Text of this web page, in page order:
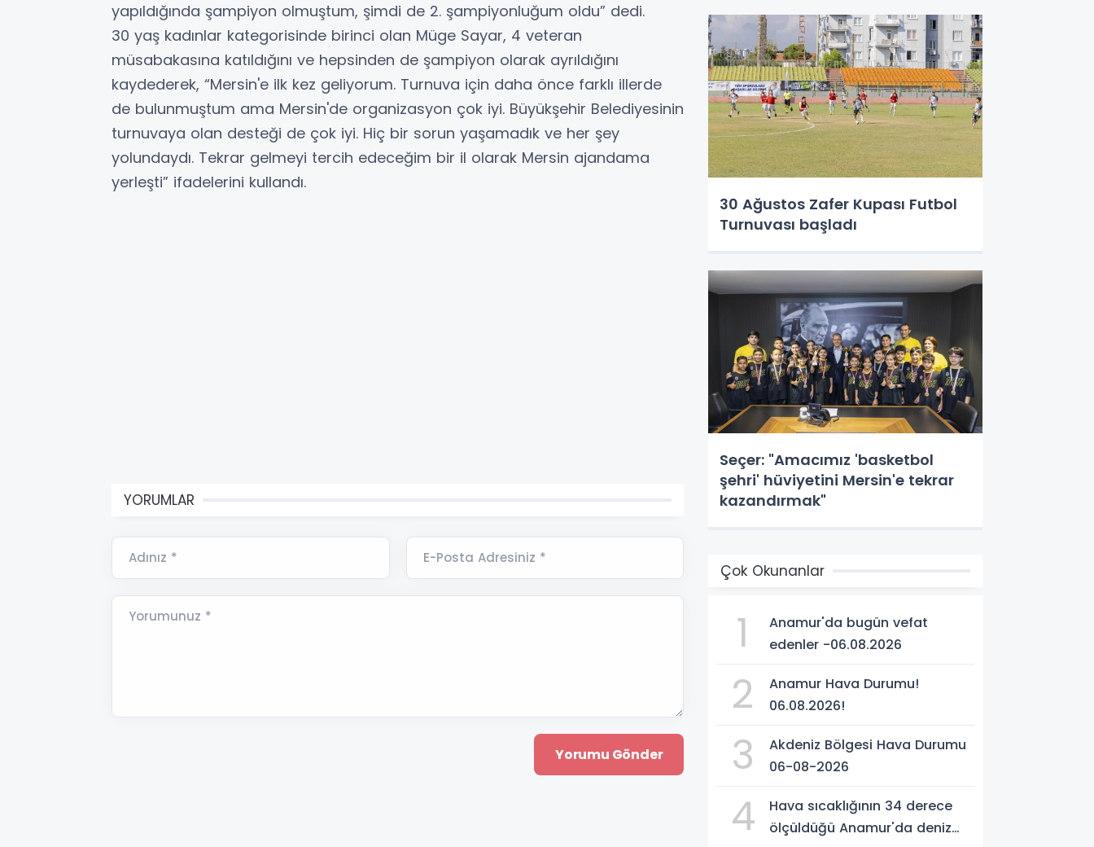
yapıldığında şampiyon olmuştum, şimdi de 2. şampiyonluğum oldu” dedi.
30 yaş kadınlar kategorisinde birinci olan Müge Sayar, 4 veteran
müsabakasına katıldığını ve hepsinden de şampiyon olarak ayrıldığını
kaydederek, “Mersin'e ilk kez geliyorum. Turnuva için daha önce farklı illerde
de bulunmuştum ama Mersin'de organizasyon çok iyi. Büyükşehir Belediyesinin
turnuvaya olan desteği de çok iyi. Hiç bir sorun yaşamadık ve her şey
yolundaydı. Tekrar gelmeyi tercih edeceğim bir il olarak Mersin ajandama
yerleşti” ifadelerini kullandı.
YORUMLAR
Adınız * E-Posta Adresiniz *
Yorumunuz *
30 Ağustos Zafer Kupası Futbol
Turnuvası başladı
Seçer: "Amacımız 'basketbol
şehri' hüviyetini Mersin'e tekrar
kazandırmak"
Çok Okunanlar
1
Anamur'da bugün vefat
edenler -06.08.2026
2
Anamur Hava Durumu!
06.08.2026!
3
Akdeniz Bölgesi Hava Durumu
06-08-2026
4
Hava sıcaklığının 34 derece
ölçüldüğü Anamur'da deniz